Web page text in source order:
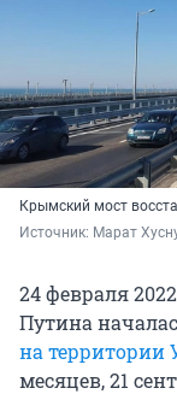
Крымский мост
Источник: Марат
24 февраля
Путина
на территории
месяцев, 21